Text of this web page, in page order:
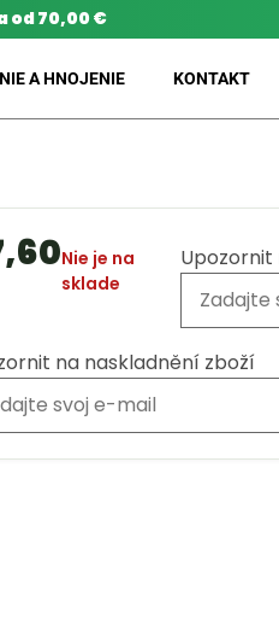
od 70,00 €
A HNOJENIE KONTAKT
Nie je na
sklade
Upozornit
na naskladnění zboží